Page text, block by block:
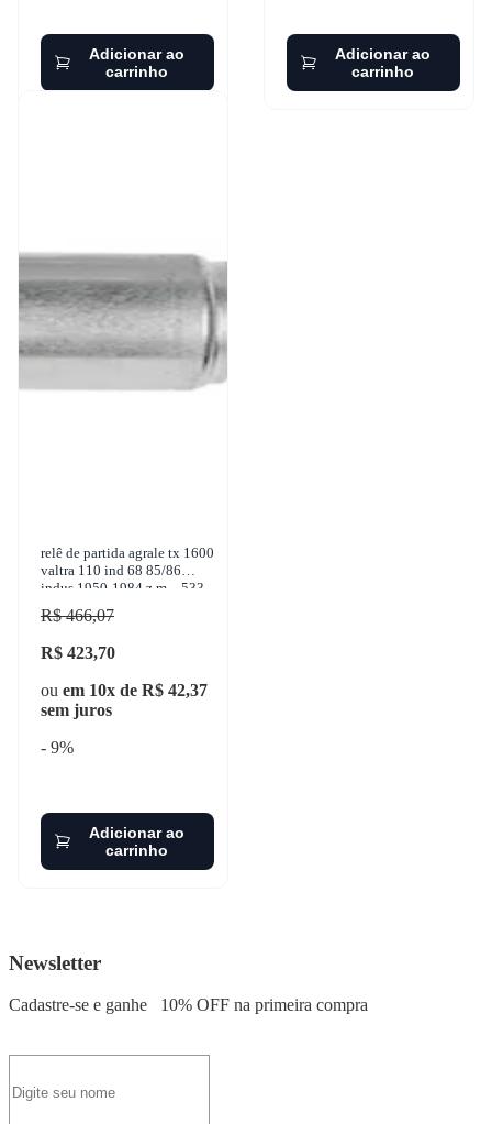
Adicionar ao
carrinho
Adicionar ao
carrinho
relê de partida agrale tx 1600
valtra 110 ind 68 85/86
indus 1950-1984 z.m. - 533
R$ 466,07
R$ 423,70
ou em 10x de R$ 42,37
sem juros
- 9%
Adicionar ao
carrinho
Newsletter
Cadastre-se e ganhe 10% OFF na primeira compra